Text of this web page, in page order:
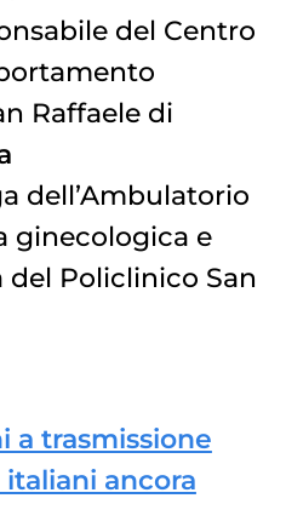
del Centro
Raffaele di
dell’Ambulatorio
ginecologica e
Policlinico San
a trasmissione
italiani ancora